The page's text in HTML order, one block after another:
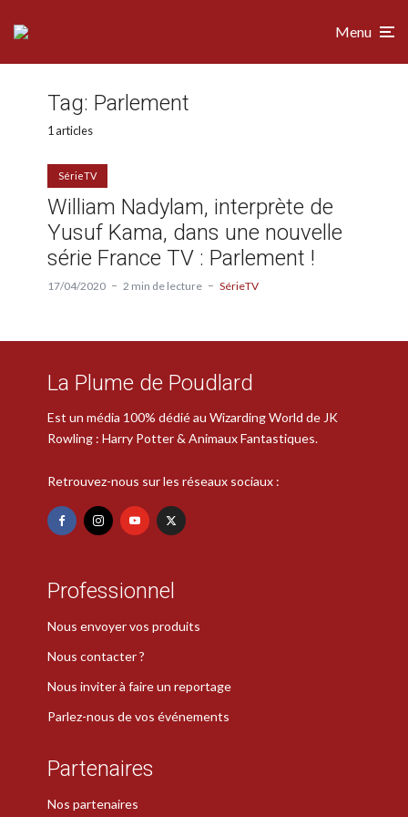
Menu
Tag: Parlement
1 articles
SérieTV
William Nadylam, interprète de
Yusuf Kama, dans une nouvelle
série France TV : Parlement !
17/04/2020 2 min de lecture SérieTV
La Plume de Poudlard
Est un média 100% dédié au Wizarding World de JK
Rowling : Harry Potter & Animaux Fantastiques.
Retrouvez-nous sur les réseaux sociaux :
Professionnel
Nous envoyer vos produits
Nous contacter ?
Nous inviter à faire un reportage
Parlez-nous de vos événements
Partenaires
Nos partenaires